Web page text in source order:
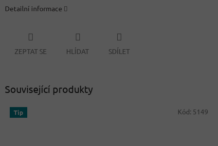
Detailní informace
ZEPTAT SE HLÍDAT SDÍLET
Související produkty
Tip Kód: 5149